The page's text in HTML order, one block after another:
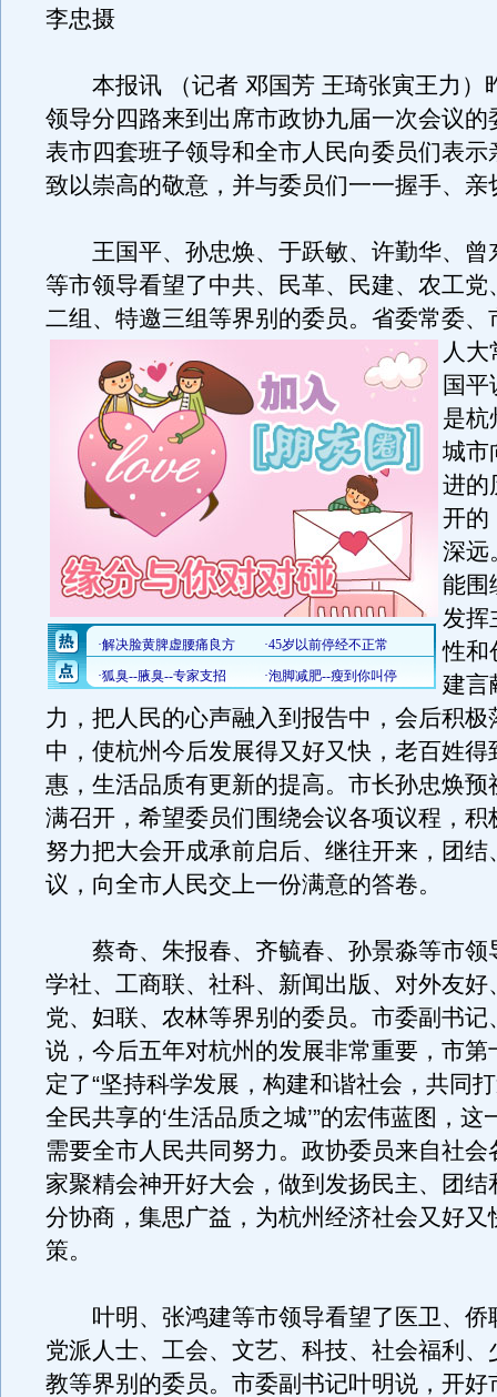
李忠摄
本报讯 （记者 邓国芳 王琦张寅王力）
领导分四路来到出席市政协九届一次会议的
表市四套班子领导和全市人民向委员们表示
致以崇高的敬意，并与委员们一一握手、亲
王国平、孙忠焕、于跃敏、许勤华、曾
等市领导看望了中共、民革、民建、农工党
二组、特邀三组等界别的委员。 省委常委、
人
国
是杭
城市
进的
开的
深远
能围
发挥
性和
建言
力，把人民的心声融入到报告中，会后积极
中，使杭州今后发展得又好又快，老百姓得
惠，生活品质有更新的提高。市长孙忠焕预
满召开，希望委员们围绕会议各项议程，积
努力把大会开成承前启后、继往开来，团结
议，向全市人民交上一份满意的答卷。
蔡奇、朱报春、齐毓春、孙景淼等市领
学社、工商联、社科、新闻出版、对外友好
党、妇联、农林等界别的委员。市委副书记
说，今后五年对杭州的发展非常重要，市第
定了“坚持科学发展，构建和谐社会，共同
全民共享的‘生活品质之城’”的宏伟蓝图，这
需要全市人民共同努力。政协委员来自社会
家聚精会神开好大会，做到发扬民主、团结
分协商，集思广益，为杭州经济社会又好又
策。
叶明、张鸿建等市领导看望了医卫、侨
党派人士、工会、文艺、科技、社会福利、
教等界别的委员。市委副书记叶明说，开好